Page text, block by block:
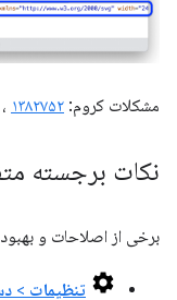
مشکلات کروم: ۱۳۸۲۷۵۲ ،
نکات برجسته
برخی از اصلاحات و
تنظیمات >